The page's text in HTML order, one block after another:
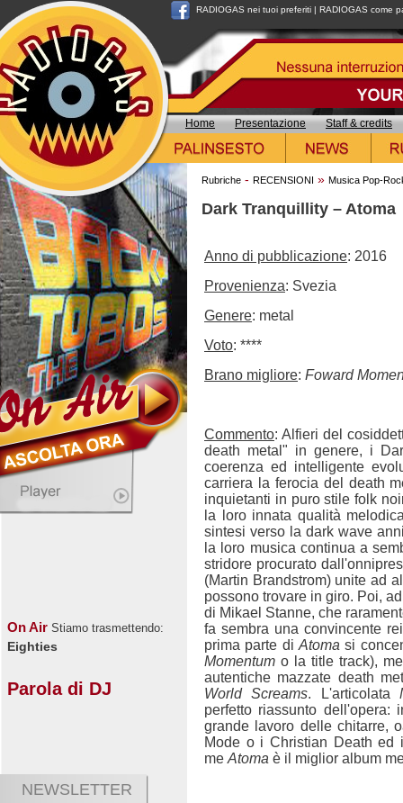
RADIOGAS nei tuoi preferiti | RADIOGAS come
Home Presentazione Staff & credits
On Air Stiamo trasmettendo:
Eighties
Parola di DJ
NEWSLETTER
Rubriche - RECENSIONI » Musica Pop-
Dark Tranquillity – Atoma
Anno di pubblicazione: 2016
Provenienza: Svezia
Genere: metal
Voto: ****
Brano migliore: Foward
Commento: Alfieri del
death metal" in genere, i
coerenza ed intelligente
carriera la ferocia del death
inquietanti in puro stile folk
la loro innata qualità
sintesi verso la dark wave
la loro musica continua a
stridore procurato
(Martin Brandstrom) unite ad
possono trovare in giro. Poi,
di Mikael Stanne, che
fa sembra una convincente
prima parte di Atoma si
Momentum o la title track),
autentiche mazzate death
World Screams. L'articolata
perfetto riassunto dell'opera:
grande lavoro delle chitarre,
Mode o i Christian Death ed
me Atoma è il miglior album